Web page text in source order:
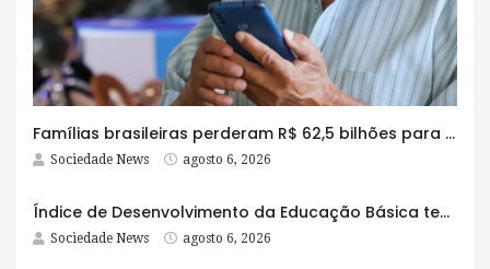
Famílias brasileiras perderam R$ 62,5 bilhões para bets em 2025
Sociedade News agosto 6, 2026
Índice de Desenvolvimento da Educação Básica tem elevação em todas as etapas
Sociedade News agosto 6, 2026